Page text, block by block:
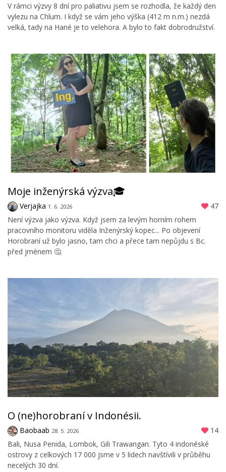
V rámci výzvy 8 dní pro paliativu jsem se rozhodla, že každý den
vylezu na Chlum. I když se vám jeho výška (412 m n.m.) nezdá
velká, tady na Hané je to velehora. A bylo to fakt dobrodružství.
Moje inženýrská výzva🎓
Verjajka 1. 6. 2026
47
Není výzva jako výzva. Když jsem za levým horním rohem
pracovního monitoru viděla Inženýrský kopec... Po objevení
Horobraní už bylo jasno, tam chci a přece tam nepůjdu s Bc.
před jménem 🤔
O (ne)horobraní v Indonésii.
Baobaab 28. 5. 2026
14
Bali, Nusa Penida, Lombok, Gili Trawangan. Tyto 4 indonéské
ostrovy z celkových 17 000 jsme v 5 lidech navštívili v průběhu
necelých 30 dní.